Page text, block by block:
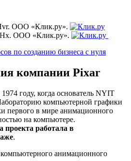
ООО «Клик.ру».
ООО «Клик.ру».
по созданию бизнеса с нуля
компании Pixar
году, когда основатель NYIT
компьютерной графики
первого в мире анимационного
на компьютере.
проекта работала в
.
анимационного